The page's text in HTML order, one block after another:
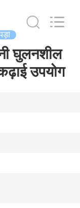
घुलनशील
उपयोग